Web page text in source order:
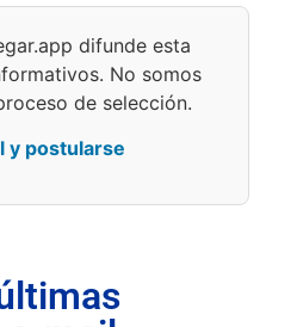
difunde esta
No somos
de selección.
y postularse